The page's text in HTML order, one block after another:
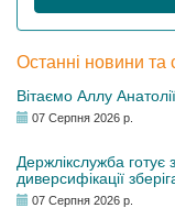
Останні новини та
Вітаємо Аллу
07 Серпня 2026 р.
Держлікслужба готує
диверсифікації
07 Серпня 2026 р.